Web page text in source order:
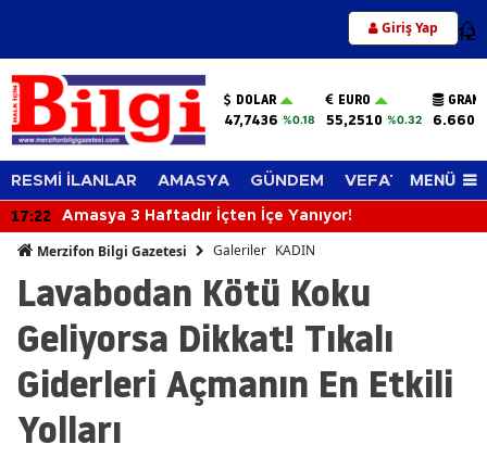
Giriş Yap 12
DOLAR
47,7436 %0.18
EURO
55,2510 %0.32
RESMİ İLANLAR AMASYA GÜNDEM VEFAT EDENLER
MENÜ
17:22 Amasya 3 Haftadır İçten İçe Yanıyor!
Merzifon Bilgi Gazetesi Galeriler KADIN
Lavabodan Kötü Koku
Geliyorsa Dikkat! Tıkalı
Giderleri Açmanın En Etkili
Yolları